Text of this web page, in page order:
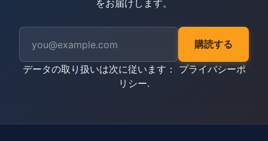
をお届けします。
購読する
データの取り扱いは次に従います： プライバシーポ
リシー.